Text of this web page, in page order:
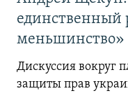
единственный
меньшинство»
Дискуссия вокруг
защиты прав